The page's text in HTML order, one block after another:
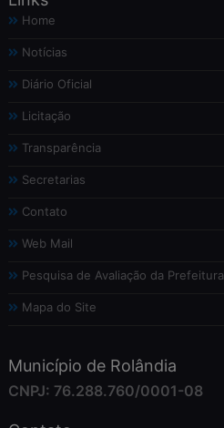
Home
Notícias
Diário Oficial
Licitação
Transparência
Secretarias
Contato
Web Mail
Pesquisa de Avaliação da Prefeitura
Mapa do Site
Município de Rolândia
CNPJ: 76.288.760/0001-08